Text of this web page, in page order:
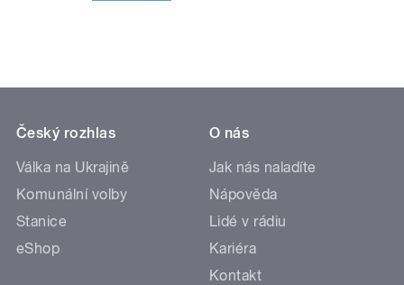
Český rozhlas
Válka na Ukrajině
Komunální volby
Stanice
eShop
O nás
Jak nás naladíte
Nápověda
Lidé v rádiu
Kariéra
Kontakt